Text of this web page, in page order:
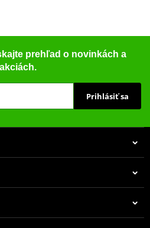
prehľad o novinkách a
akciách.
Prihlásiť sa